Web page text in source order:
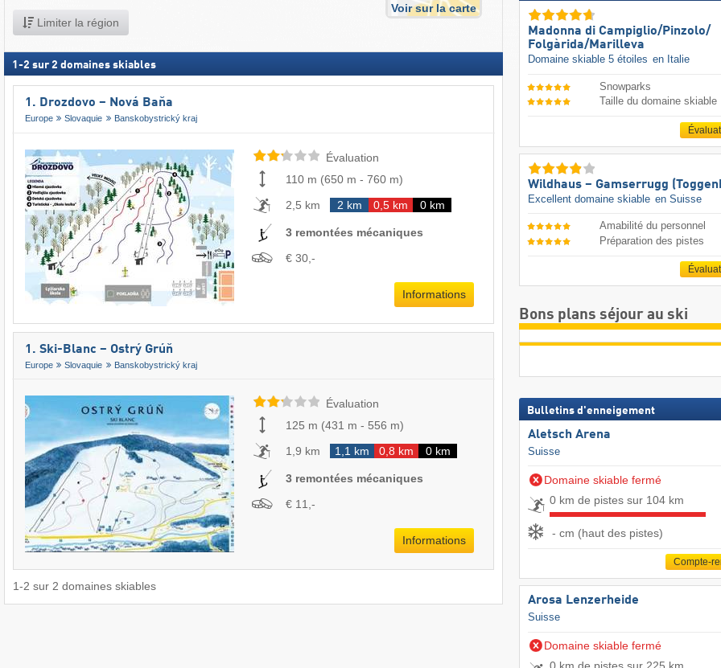
Limiter la région
Voir sur la carte
1 -2 sur2 domaines skiables
1. Drozdovo – Nová Baňa
Europe Slovaquie Banskobystrický kraj
Évaluation
110 m (650 m - 760 m)
2,5 km
2 km 0,5 km 0 km
3 remontées mécaniques
€ 30,-
Informations
1. Ski-Blanc – Ostrý Grúň
Europe Slovaquie Banskobystrický kraj
Évaluation
125 m (431 m - 556 m)
1,9 km
1,1 km 0,8 km 0 km
3 remontées mécaniques
€ 11,-
Informations
1-2 sur 2 domaines skiables
Madonna di Campiglio/​Pinzolo/​
Folgàrida/​Marilleva
Domaine skiable 5 étoiles en Italie
Snowparks
Taille du domaine skiable
Wildhaus – Gamserrugg
Excellent domaine skiable en Suisse
Amabilité du personnel
Préparation des pistes
Bons plans séjour au ski
Bulletins d'enneigement
Aletsch Arena
Suisse
Domaine skiable fermé
0 km de pistes sur 104 km
- cm (haut des pistes)
Compte-
Arosa Lenzerheide
Suisse
Domaine skiable fermé